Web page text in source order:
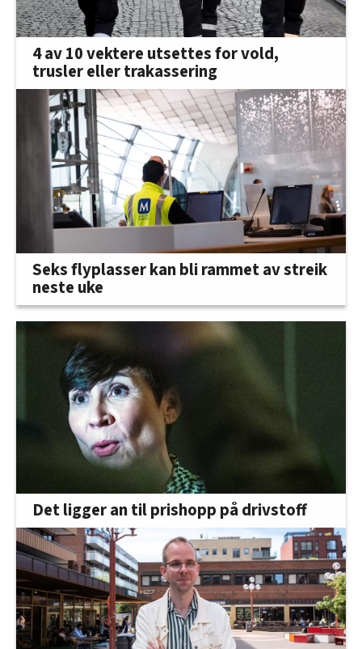
4 av 10 vektere utsettes for vold,
trusler eller trakassering
Seks flyplasser kan bli rammet av streik
neste uke
Det ligger an til prishopp på drivstoff